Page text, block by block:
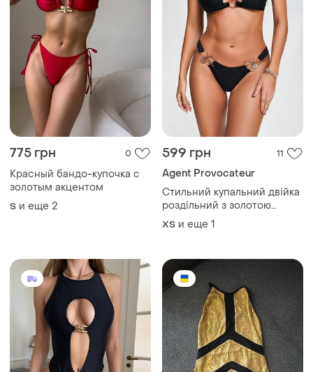
775 грн 0
Красный бандо-купочка с
золотым акцентом
S и еще 2
599 грн 11
Agent Provocateur
Стильний купальний двійка
роздільний з золотою
фурнітурою кільця
ХS и еще 1